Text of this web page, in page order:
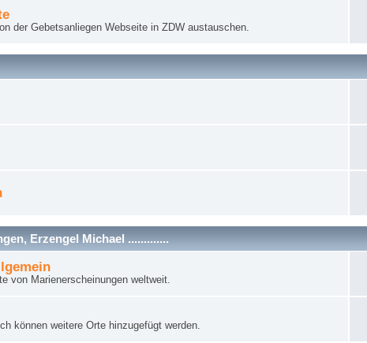
der Gebetsanliegen Webseite in ZDW austauschen.
Erzengel Michael .............
von Marienerscheinungen weltweit.
können weitere Orte hinzugefügt werden.